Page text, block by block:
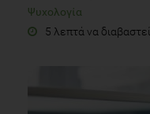
Ψυχολογία
5 λεπτά να διαβαστεί